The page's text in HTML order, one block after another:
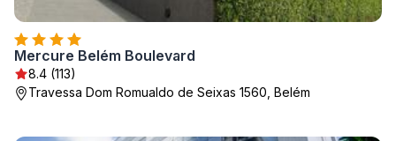
Mercure Belém Boulevard
8.4 (113)
Travessa Dom Romualdo de Seixas 1560, Belém